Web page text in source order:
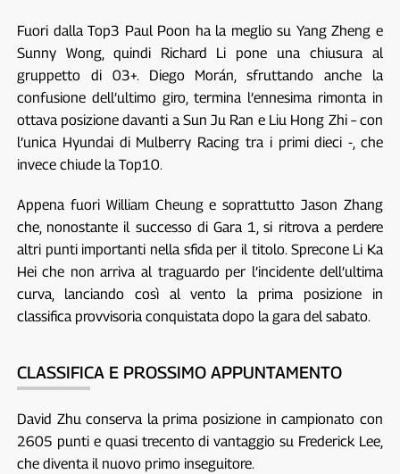
Fuori dalla Top3 Paul Poon ha la meglio su Yang Zheng e
Sunny Wong, quindi Richard Li pone una chiusura al
gruppetto di 03+. Diego Morán, sfruttando anche la
confusione dell’ultimo giro, termina l’ennesima rimonta in
ottava posizione davanti a Sun Ju Ran e Liu Hong Zhi – con
l’unica Hyundai di Mulberry Racing tra i primi dieci -, che
invece chiude la Top10.
Appena fuori William Cheung e soprattutto Jason Zhang
che, nonostante il successo di Gara 1, si ritrova a perdere
altri punti importanti nella sfida per il titolo. Sprecone Li Ka
Hei che non arriva al traguardo per l’incidente dell’ultima
curva, lanciando così al vento la prima posizione in
classifica provvisoria conquistata dopo la gara del sabato.
CLASSIFICA E PROSSIMO APPUNTAMENTO
David Zhu conserva la prima posizione in campionato con
2605 punti e quasi trecento di vantaggio su Frederick Lee,
che diventa il nuovo primo inseguitore.